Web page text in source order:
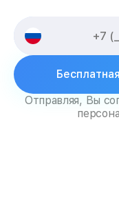
Отправляя, Вы